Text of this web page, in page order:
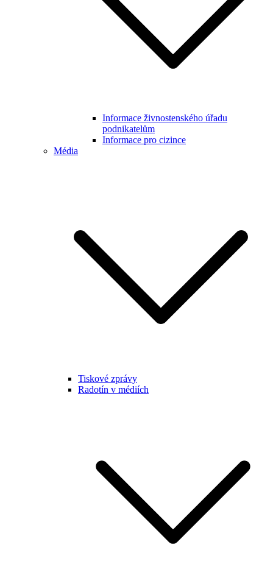
Informace živnostenského úřadu
podnikatelům
Informace pro cizince
Média
Tiskové zprávy
Radotín v médiích